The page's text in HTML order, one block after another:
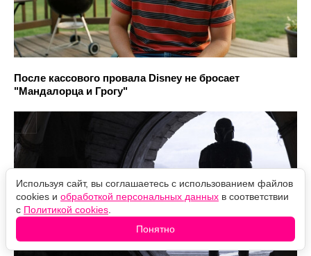
После кассового провала Disney не бросает
"Мандалорца и Грогу"
Используя сайт, вы соглашаетесь с использованием файлов
cookies и обработкой персональных данных в соответствии
с Политикой cookies
Понятно